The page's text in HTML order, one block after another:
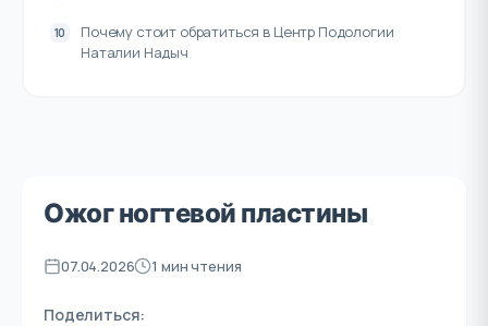
Ожог ногтевой пластины
07.04.2026 1 мин чтения
Поделиться:
Почему стоит обратиться в Центр Подологии
Наталии Надыч